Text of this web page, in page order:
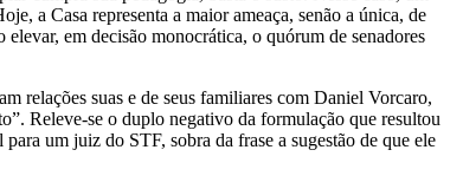
a Casa representa a maior ameaça, senão a única, de
em decisão monocrática, o quórum de senadores
relações suas e de seus familiares com Daniel Vorcaro,
Releve-se o duplo negativo da formulação que resultou
um juiz do STF, sobra da frase a sugestão de que ele